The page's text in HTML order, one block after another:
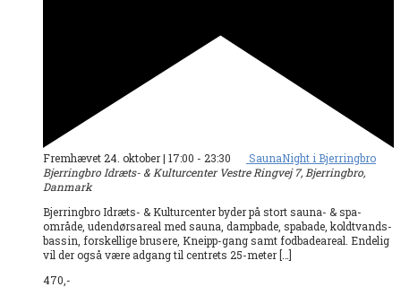
Fremhævet24. oktober | 17:00 - 23:30
SaunaNight i Bjerringbro
Bjerringbro Idræts- & Kulturcenter Vestre Ringvej 7, Bjerringbro,
Danmark
Bjerringbro Idræts- & Kulturcenter byder på stort sauna- & spa-
område, udendørsareal med sauna, dampbade, spabade, koldtvands-
bassin, forskellige brusere, Kneipp-gang samt fodbadeareal. Endelig
vil der også være adgang til centrets 25-meter […]
470,-